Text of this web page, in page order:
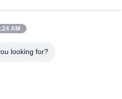
pour l' intérieur et l'
verre de 8 mm - 17,5 mm
AM
looking for?